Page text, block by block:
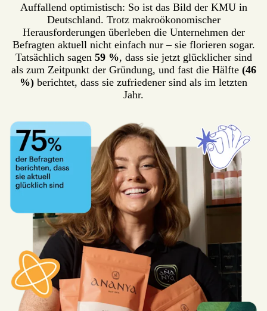
Auffallend optimistisch: So ist das Bild der KMU in
Deutschland. Trotz makroökonomischer
Herausforderungen überleben die Unternehmen der
Befragten aktuell nicht einfach nur – sie florieren sogar.
Tatsächlich sagen 59 %, dass sie jetzt glücklicher sind
als zum Zeitpunkt der Gründung, und fast die Hälfte (46
%) berichtet, dass sie zufriedener sind als im letzten
Jahr.